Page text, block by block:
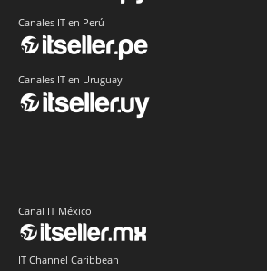
Canales IT en Perú
Canales IT en Uruguay
Canal IT México
IT Channel Caribbean